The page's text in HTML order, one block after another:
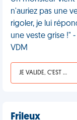
n'auriez pas une
rigoler, je lui
une veste grise !"
VDM
JE VALIDE, C'EST UNE VDM
Frileux